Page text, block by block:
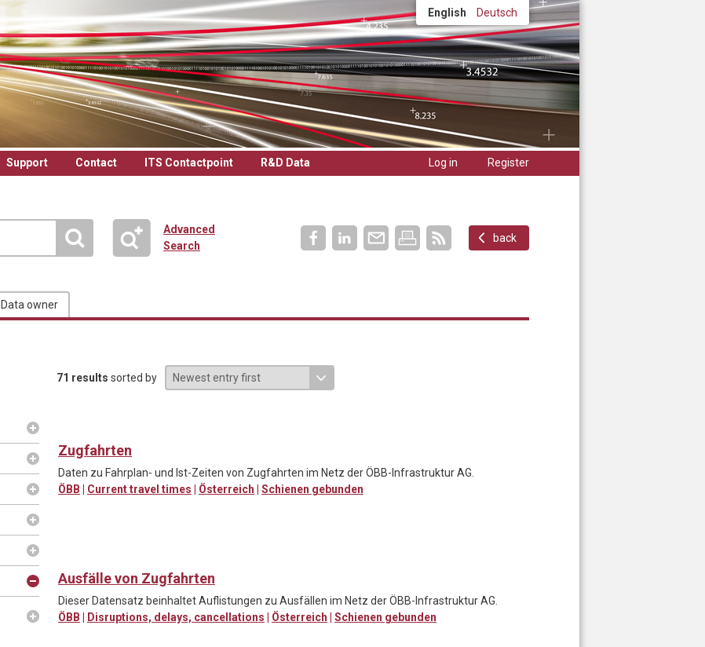
English Deutsch
Support Contact ITS Contactpoint R&D Data Log in Register
Advanced
Search
back
Data owner
71 results sorted by
Zugfahrten
Daten zu Fahrplan- und Ist-Zeiten von Zugfahrten im Netz der ÖBB-Infrastruktur AG.
ÖBB | Current travel times | Österreich | Schienen gebunden
Ausfälle von Zugfahrten
Dieser Datensatz beinhaltet Auflistungen zu Ausfällen im Netz der ÖBB-Infrastruktur AG.
ÖBB | Disruptions, delays, cancellations | Österreich | Schienen gebunden